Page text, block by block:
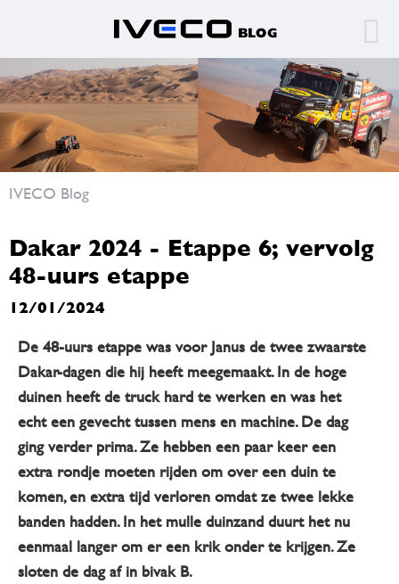
IVECO Blog
Dakar 2024 - Etappe 6; vervolg
48-uurs etappe
12/01/2024
De 48-uurs etappe was voor Janus de twee zwaarste
Dakar-dagen die hij heeft meegemaakt. In de hoge
duinen heeft de truck hard te werken en was het
echt een gevecht tussen mens en machine. De dag
ging verder prima. Ze hebben een paar keer een
extra rondje moeten rijden om over een duin te
komen, en extra tijd verloren omdat ze twee lekke
banden hadden. In het mulle duinzand duurt het nu
eenmaal langer om er een krik onder te krijgen. Ze
sloten de dag af in bivak B.